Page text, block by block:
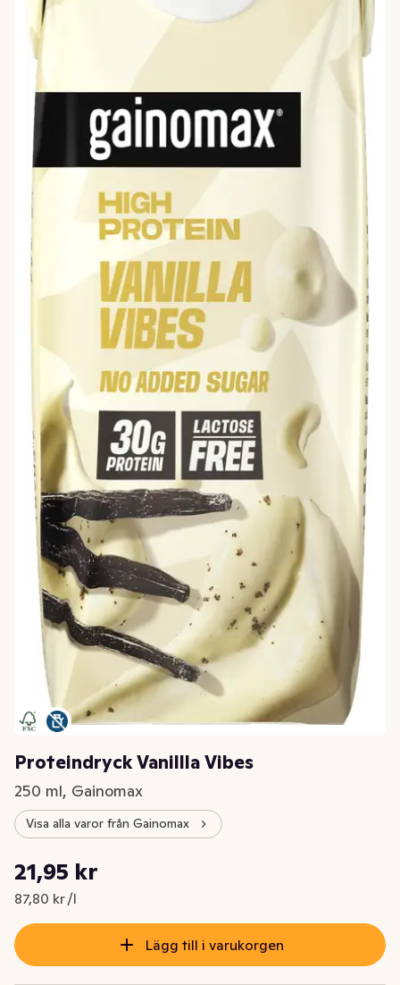
Proteindryck Vanillla Vibes
250 ml, Gainomax
Visa alla varor från Gainomax
Nuvarande pris är: 21,95 kr
21,95 kr
87,80 kr /l
Styckpris: 87,80 kr /l
Lägg till i varukorgen